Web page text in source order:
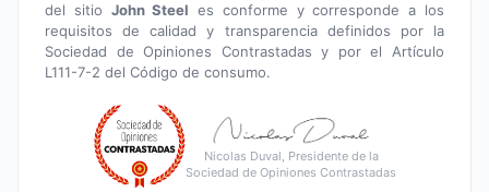
del sitio John Steel es conforme y corresponde a los
requisitos de calidad y transparencia definidos por la
Sociedad de Opiniones Contrastadas y por el Artículo
L111-7-2 del Código de consumo.
Nicolas Duval, Presidente de la
Sociedad de Opiniones Contrastadas